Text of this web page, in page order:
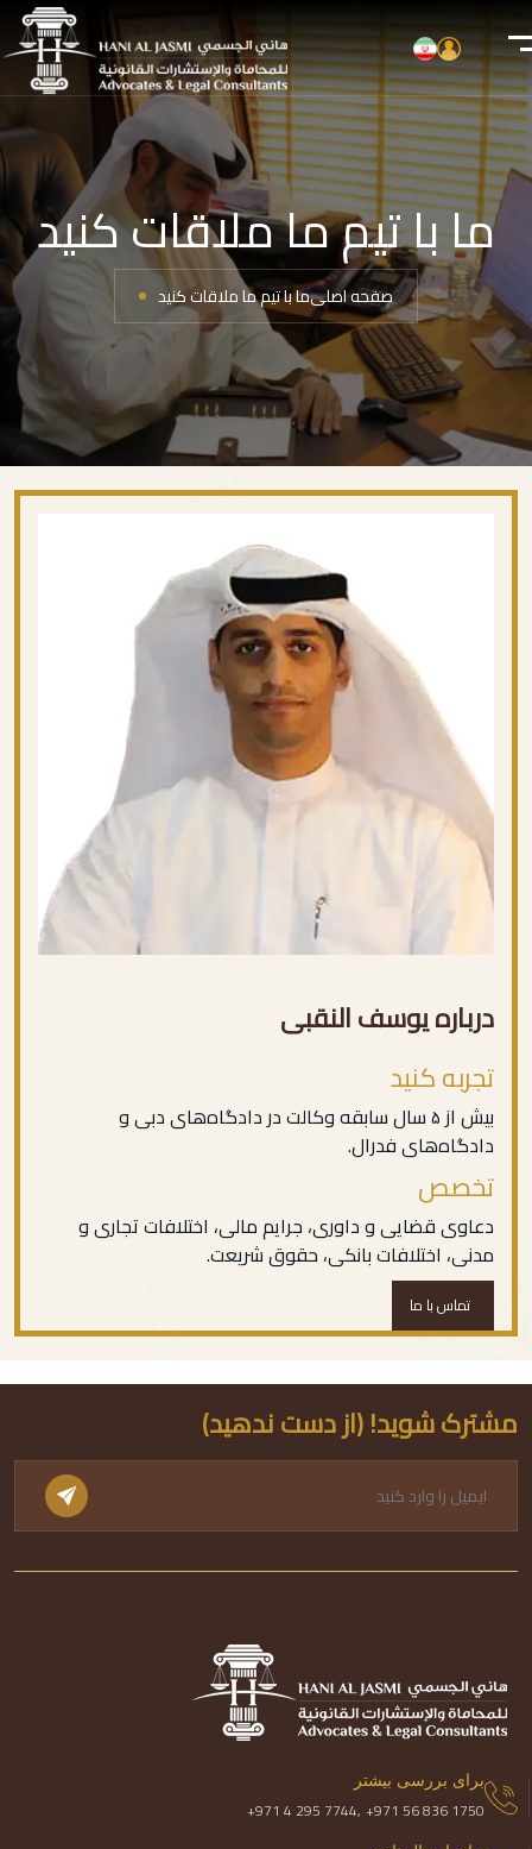
ما با تیم ما ملاقات کنید
صفحه اصلیما با تیم ما ملاقات کنید
درباره یوسف النقبی
تجربه کنید
بیش از ۵ سال سابقه وکالت در دادگاه‌های دبی و
دادگاه‌های فدرال.
تخصص
دعاوی قضایی و داوری، جرایم مالی، اختلافات تجاری و
مدنی، اختلافات بانکی، حقوق شریعت.
تماس با ما
مشترک شوید! (از دست ندهید)
برای بررسی بیشتر
+971 4 295 7744, +971 56 836 1750